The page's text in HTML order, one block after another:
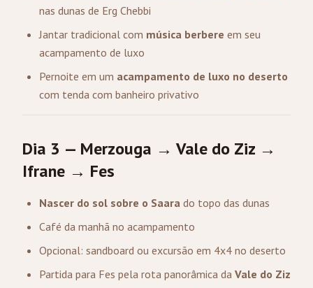
nas dunas de Erg Chebbi
Jantar tradicional com música berbere em seu
acampamento de luxo
Pernoite em um acampamento de luxo no deserto
com tenda com banheiro privativo
Dia 3 — Merzouga → Vale do Ziz →
Ifrane → Fes
Nascer do sol sobre o Saara do topo das dunas
Café da manhã no acampamento
Opcional: sandboard ou excursão em 4x4 no deserto
Partida para Fes pela rota panorâmica da Vale do Ziz